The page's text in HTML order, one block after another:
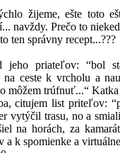
žijeme, ešte toto
navždy. Prečo to
ten správny recept...???
jeho priateľov: “bol
na ceste k vrcholu a
môžem trúfnuť...“
citujem list priteľov:
vytýčil trasu, no a
na horách, za
a k spomienke a